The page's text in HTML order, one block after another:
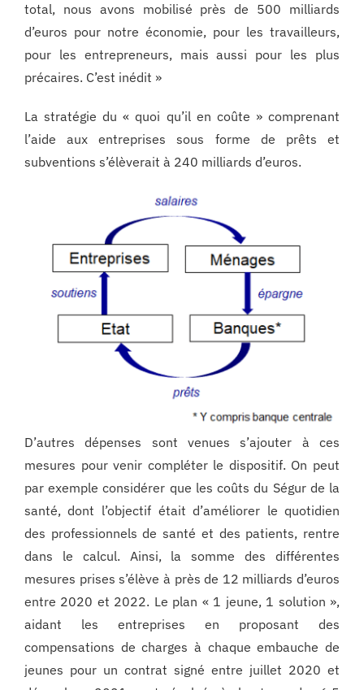
total, nous avons mobilisé près de 500 milliards
d’euros pour notre économie, pour les travailleurs,
pour les entrepreneurs, mais aussi pour les plus
précaires. C’est inédit »
La stratégie du « quoi qu’il en coûte » comprenant
l’aide aux entreprises sous forme de prêts et
subventions s’élèverait à 240 milliards d’euros.
D’autres dépenses sont venues s’ajouter à ces
mesures pour venir compléter le dispositif. On peut
par exemple considérer que les coûts du Ségur de la
santé, dont l’objectif était d’améliorer le quotidien
des professionnels de santé et des patients, rentre
dans le calcul. Ainsi, la somme des différentes
mesures prises s’élève à près de 12 milliards d’euros
entre 2020 et 2022. Le plan « 1 jeune, 1 solution »,
aidant les entreprises en proposant des
compensations de charges à chaque embauche de
jeunes pour un contrat signé entre juillet 2020 et